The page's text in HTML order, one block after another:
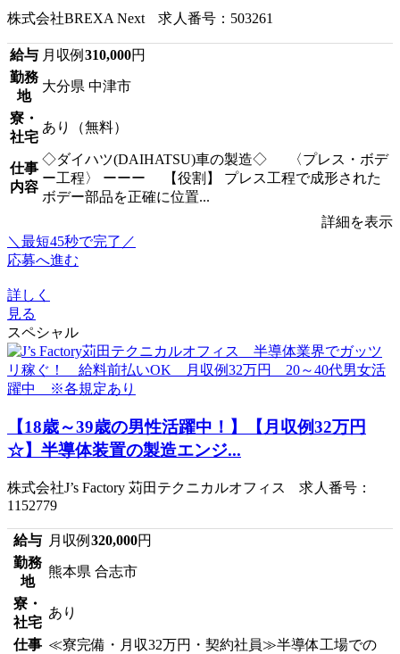
株式会社BREXA Next 求人番号：503261
給与 月収例 310,000円
勤務
地
大分県 中津市
寮・
社宅
あり（無料）
仕事
内容
◇ダイハツ(DAIHATSU)車の製造◇ 〈プレス・ボデ
ー工程〉 ーーー 【役割】 プレス工程で成形された
ボデー部品を正確に位置...
詳細を表示
＼最短45秒で完了／
応募へ進む
詳しく
見る
スペシャル
【18歳～39歳の男性活躍中！】【月収例32万円
☆】半導体装置の製造エンジ...
株式会社J’s Factory 苅田テクニカルオフィス 求人番号：
1152779
給与 月収例 320,000円
勤務
地
熊本県 合志市
寮・
社宅
あり
仕事 ≪寮完備・月収32万円・契約社員≫半導体工場での